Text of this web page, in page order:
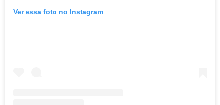
Ver essa foto no Instagram